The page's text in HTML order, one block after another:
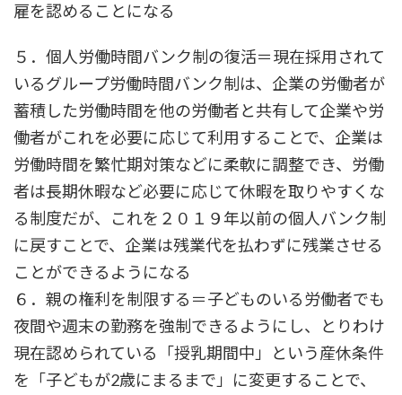
雇を認めることになる
５．個人労働時間バンク制の復活＝現在採用されて
いるグループ労働時間バンク制は、企業の労働者が
蓄積した労働時間を他の労働者と共有して企業や労
働者がこれを必要に応じて利用することで、企業は
労働時間を繁忙期対策などに柔軟に調整でき、労働
者は長期休暇など必要に応じて休暇を取りやすくな
る制度だが、これを２０１９年以前の個人バンク制
に戻すことで、企業は残業代を払わずに残業させる
ことができるようになる
６．親の権利を制限する＝子どものいる労働者でも
夜間や週末の勤務を強制できるようにし、とりわけ
現在認められている「授乳期間中」という産休条件
を「子どもが2歳にまるまで」に変更することで、